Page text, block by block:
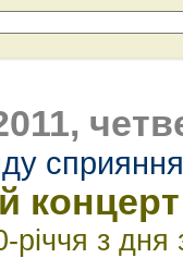
концерт
річчя з дня